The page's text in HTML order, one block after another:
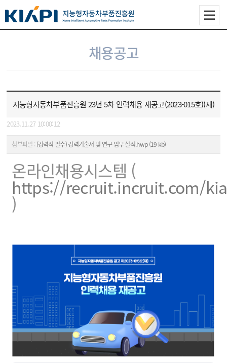
채용공고
지능형자동차부품진흥원 23년 5차 인력채용 재공고(2023-015호)(재)
2023.11.27 10:00:12
첨부파일 : (경력직 필수) 경력기술서 및 연구 업무 실적.hwp (19 kb)
온라인채용시스템 (
https://recruit.incruit.com/
)